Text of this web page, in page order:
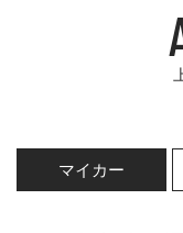
マイカー